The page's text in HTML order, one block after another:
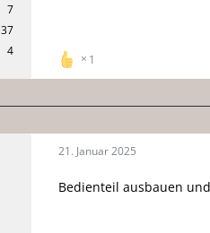
7
37
4
1
21. Januar 2025
Bedienteil ausbauen